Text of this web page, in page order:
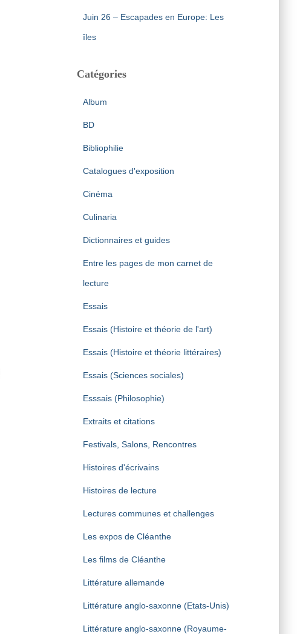
Juin 26 – Escapades en Europe: Les
îles
Catégories
Album
BD
Bibliophilie
Catalogues d'exposition
Cinéma
Culinaria
Dictionnaires et guides
Entre les pages de mon carnet de
lecture
Essais
Essais (Histoire et théorie de l'art)
Essais (Histoire et théorie littéraires)
Essais (Sciences sociales)
Esssais (Philosophie)
Extraits et citations
Festivals, Salons, Rencontres
Histoires d'écrivains
Histoires de lecture
Lectures communes et challenges
Les expos de Cléanthe
Les films de Cléanthe
Littérature allemande
Littérature anglo-saxonne (Etats-Unis)
Littérature anglo-saxonne (Royaume-